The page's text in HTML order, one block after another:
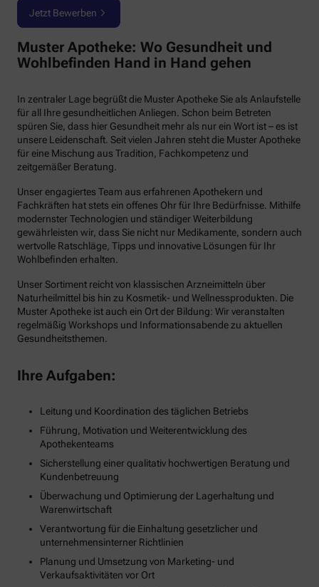
Jetzt Bewerben
Muster Apotheke: Wo Gesundheit und
Wohlbefinden Hand in Hand gehen
In zentraler Lage begrüßt die Muster Apotheke Sie als Anlaufstelle
für all Ihre gesundheitlichen Anliegen. Schon beim Betreten
spüren Sie, dass hier Gesundheit mehr als nur ein Wort ist – es ist
unsere Leidenschaft. Seit vielen Jahren steht die Muster Apotheke
für eine Mischung aus Tradition, Fachkompetenz und
zeitgemäßer Beratung.
Unser engagiertes Team aus erfahrenen Apothekern und
Fachkräften hat stets ein offenes Ohr für Ihre Bedürfnisse. Mithilfe
modernster Technologien und ständiger Weiterbildung
gewährleisten wir, dass Sie nicht nur Medikamente, sondern auch
wertvolle Ratschläge, Tipps und innovative Lösungen für Ihr
Wohlbefinden erhalten.
Unser Sortiment reicht von klassischen Arzneimitteln über
Naturheilmittel bis hin zu Kosmetik- und Wellnessprodukten. Die
Muster Apotheke ist auch ein Ort der Bildung: Wir veranstalten
regelmäßig Workshops und Informationsabende zu aktuellen
Gesundheitsthemen.
Ihre Aufgaben:
Leitung und Koordination des täglichen Betriebs
Führung, Motivation und Weiterentwicklung des
Apothekenteams
Sicherstellung einer qualitativ hochwertigen Beratung und
Kundenbetreuung
Überwachung und Optimierung der Lagerhaltung und
Warenwirtschaft
Verantwortung für die Einhaltung gesetzlicher und
unternehmensinterner Richtlinien
Planung und Umsetzung von Marketing- und
Verkaufsaktivitäten vor Ort